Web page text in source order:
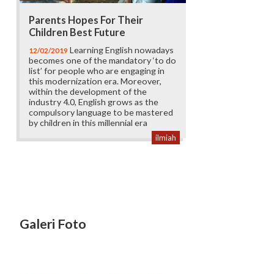
Parents Hopes For Their
Children Best Future
12/02/2019 Learning English nowadays
becomes one of the mandatory ‘to do
list’ for people who are engaging in
this modernization era. Moreover,
within the development of the
industry 4.0, English grows as the
compulsory language to be mastered
by children in this millennial era
ilmiah
Galeri Foto